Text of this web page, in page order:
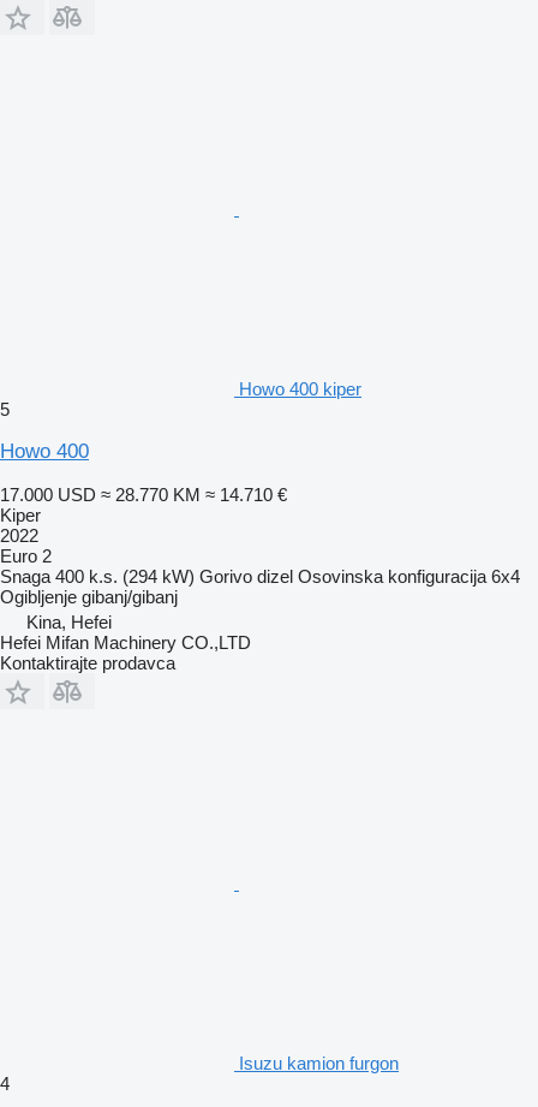
Howo 400 kiper
5
Howo 400
17.000 USD ≈ 28.770 KM ≈ 14.710 €
Kiper
2022
Euro 2
Snaga 400 k.s. (294 kW) Gorivo dizel Osovinska konfiguracija 6x4
Ogibljenje gibanj/gibanj
Kina, Hefei
Hefei Mifan Machinery CO.,LTD
Kontaktirajte prodavca
Isuzu kamion furgon
4